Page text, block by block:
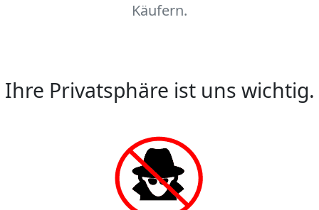
Käufern.
Ihre Privatsphäre ist uns wichtig.